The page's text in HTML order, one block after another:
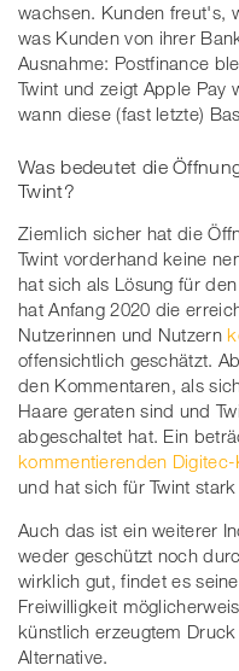
wachsen. Kunden freut's,
was Kunden von ihrer
Ausnahme: Postfinance
Twint und zeigt Apple Pay
wann diese (fast letzte)
Was bedeutet die
Twint?
Ziemlich sicher hat die
Twint vorderhand keine
hat sich als Lösung für
hat Anfang 2020 die
Nutzerinnen und Nutzern
offensichtlich geschätzt.
den Kommentaren, als
Haare geraten sind und
abgeschaltet hat. Ein
kommentierenden
und hat sich für Twint stark
Auch das ist ein weiterer
weder geschützt noch
wirklich gut, findet es
Freiwilligkeit
künstlich erzeugtem
Alternative.